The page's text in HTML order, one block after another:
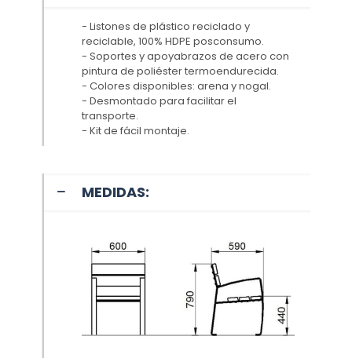
- Listones de plástico reciclado y
reciclable, 100% HDPE posconsumo.
- Soportes y apoyabrazos de acero con
pintura de poliéster termoendurecida.
- Colores disponibles: arena y nogal.
- Desmontado para facilitar el
transporte.
- Kit de fácil montaje.
MEDIDAS: